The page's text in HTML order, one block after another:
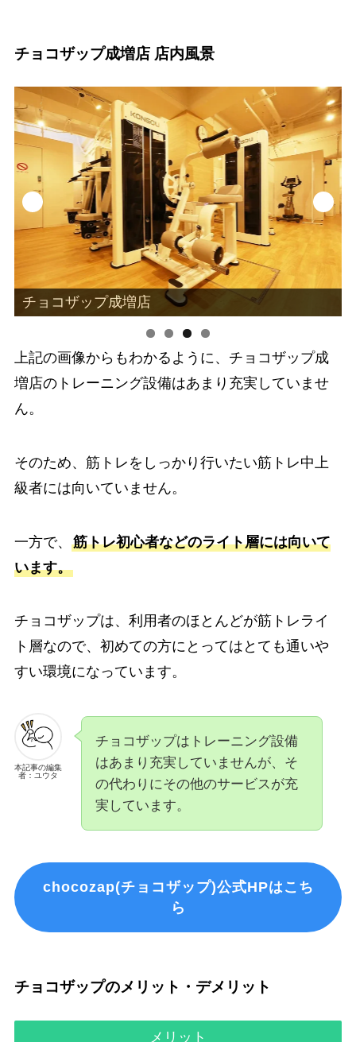
チョコザップ成増店 店内風景
チョコザップ成増店
上記の画像からもわかるように、チョコザップ成
増店のトレーニング設備はあまり充実していませ
ん。
そのため、筋トレをしっかり行いたい筋トレ中上
級者には向いていません。
一方で、 筋トレ初心者などのライト層には向いて
います。
チョコザップは、利用者のほとんどが筋トレライ
ト層なので、初めての方にとってはとても通いや
すい環境になっています。
本記事の編集
者：ユウタ
チョコザップはトレーニング設備
はあまり充実していませんが、そ
の代わりにその他のサービスが充
実しています。
chocozap(チョコザップ)公式HPはこち
ら
チョコザップのメリット・デメリット
メリット